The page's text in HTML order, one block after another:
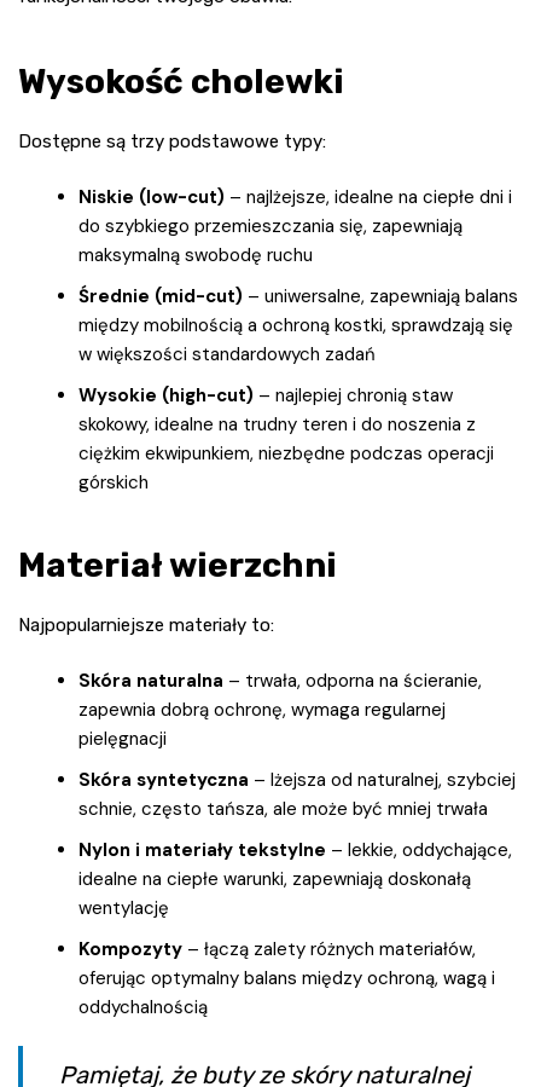
Wysokość cholewki
Dostępne są trzy podstawowe typy:
Niskie (low-cut) – najlżejsze, idealne na ciepłe dni i
do szybkiego przemieszczania się, zapewniają
maksymalną swobodę ruchu
Średnie (mid-cut) – uniwersalne, zapewniają balans
między mobilnością a ochroną kostki, sprawdzają się
w większości standardowych zadań
Wysokie (high-cut) – najlepiej chronią staw
skokowy, idealne na trudny teren i do noszenia z
ciężkim ekwipunkiem, niezbędne podczas operacji
górskich
Materiał wierzchni
Najpopularniejsze materiały to:
Skóra naturalna – trwała, odporna na ścieranie,
zapewnia dobrą ochronę, wymaga regularnej
pielęgnacji
Skóra syntetyczna – lżejsza od naturalnej, szybciej
schnie, często tańsza, ale może być mniej trwała
Nylon i materiały tekstylne – lekkie, oddychające,
idealne na ciepłe warunki, zapewniają doskonałą
wentylację
Kompozyty – łączą zalety różnych materiałów,
oferując optymalny balans między ochroną, wagą i
oddychalnością
Pamiętaj, że buty ze skóry naturalnej